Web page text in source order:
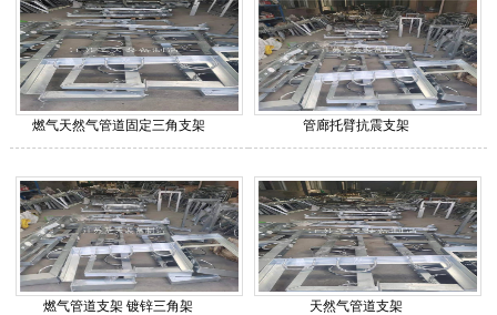
燃气天然气管道固定三角支架 管廊托臂抗震支架
燃气管道支架 镀锌三角架 天然气管道支架